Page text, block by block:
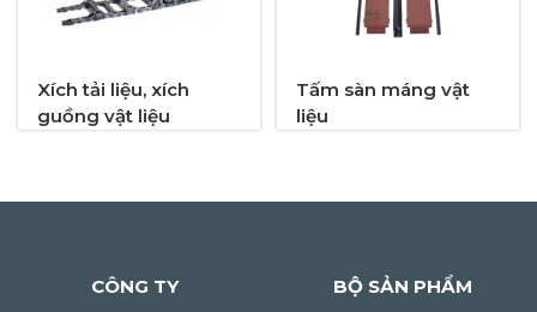
Xích tải liệu, xích
guồng vật liệu
Tấm sàn máng vật
liệu
CÔNG TY BỘ SẢN PHẨM